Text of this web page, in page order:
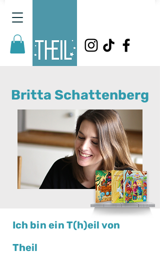
Britta Schattenberg
Ich bin ein T(h)eil von
Theil